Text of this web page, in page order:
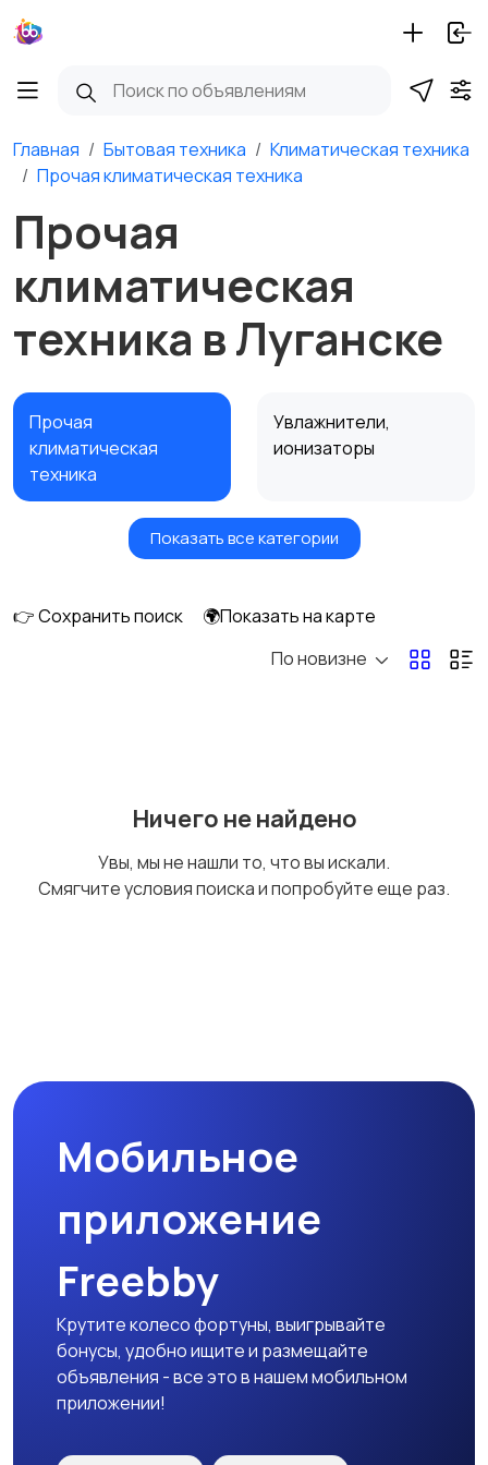
Главная Бытовая техника
Климатическая техника
Прочая климатическая техника
Прочая
климатическая
техника в Луганске
Прочая
климатическая
техника
Увлажнители,
ионизаторы
Вентиляторы Обогреватели
Кондиционеры и
Показать все категории
👉 Сохранить поиск
🌍Показать на карте
По новизне
Ничего не найдено
Увы, мы не нашли то, что вы искали.
Смягчите условия поиска и попробуйте еще раз.
Мобильное
приложение
Freebby
Крутите колесо фортуны, выигрывайте
бонусы, удобно ищите и размещайте
объявления - все это в нашем мобильном
приложении!